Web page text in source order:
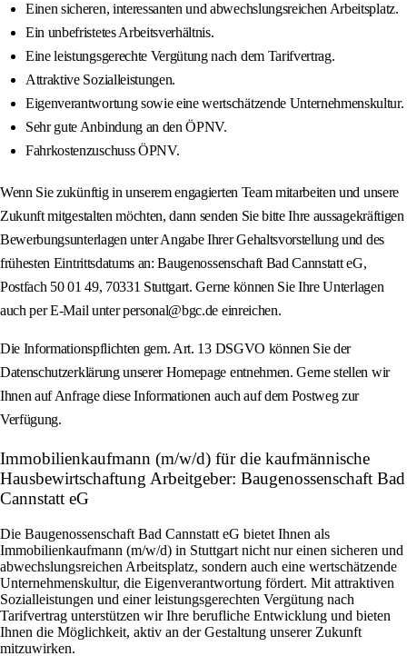
Einen sicheren, interessanten und abwechslungsreichen Arbeitsplatz.
Ein unbefristetes Arbeitsverhältnis.
Eine leistungsgerechte Vergütung nach dem Tarifvertrag.
Attraktive Sozialleistungen.
Eigenverantwortung sowie eine wertschätzende Unternehmenskultur.
Sehr gute Anbindung an den ÖPNV.
Fahrkostenzuschuss ÖPNV.
Wenn Sie zukünftig in unserem engagierten Team mitarbeiten und unsere
Zukunft mitgestalten möchten, dann senden Sie bitte Ihre aussagekräftigen
Bewerbungsunterlagen unter Angabe Ihrer Gehaltsvorstellung und des
frühesten Eintrittsdatums an: Baugenossenschaft Bad Cannstatt eG,
Postfach 50 01 49, 70331 Stuttgart. Gerne können Sie Ihre Unterlagen
auch per E‑Mail unter personal@bgc.de einreichen.
Die Informationspflichten gem. Art. 13 DSGVO können Sie der
Datenschutzerklärung unserer Homepage entnehmen. Gerne stellen wir
Ihnen auf Anfrage diese Informationen auch auf dem Postweg zur
Verfügung.
Immobilienkaufmann (m/w/d) für die kaufmännische
Hausbewirtschaftung Arbeitgeber: Baugenossenschaft Bad
Cannstatt eG
Die Baugenossenschaft Bad Cannstatt eG bietet Ihnen als
Immobilienkaufmann (m/w/d) in Stuttgart nicht nur einen sicheren und
abwechslungsreichen Arbeitsplatz, sondern auch eine wertschätzende
Unternehmenskultur, die Eigenverantwortung fördert. Mit attraktiven
Sozialleistungen und einer leistungsgerechten Vergütung nach
Tarifvertrag unterstützen wir Ihre berufliche Entwicklung und bieten
Ihnen die Möglichkeit, aktiv an der Gestaltung unserer Zukunft
mitzuwirken.